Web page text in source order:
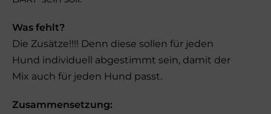
Was fehlt?
Die Zusätze!!!! Denn diese sollen für jeden
Hund individuell abgestimmt sein, damit der
Mix auch für jeden Hund passt.
Zusammensetzung: